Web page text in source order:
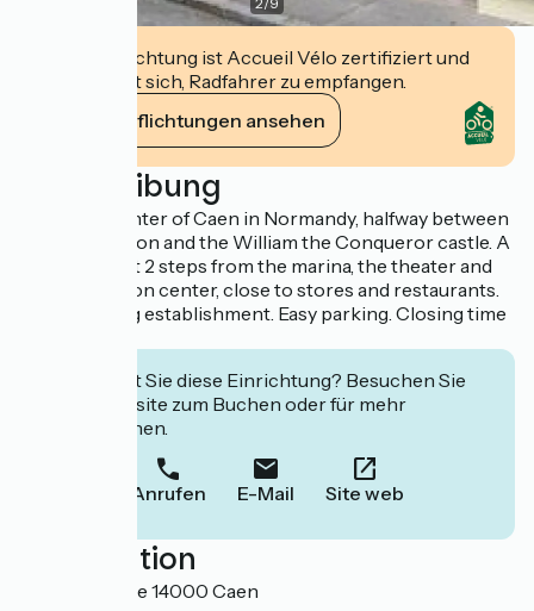
Diese Einrichtung ist Accueil Vélo zertifiziert und
verpflichtet sich, Radfahrer zu empfangen.
Ihre Verpflichtungen ansehen
Beschreibung
In the city center of Caen in Normandy, halfway between
the train station and the William the Conqueror castle. A
quiet street at 2 steps from the marina, the theater and
the convention center, close to stores and restaurants.
Non-smoking establishment. Easy parking. Closing time
Interessiert Sie diese Einrichtung? Besuchen Sie
deren Website zum Buchen oder für mehr
Informationen.
Anrufen E-Mail Site web
Localisation
11 rue du Havre 14000 Caen